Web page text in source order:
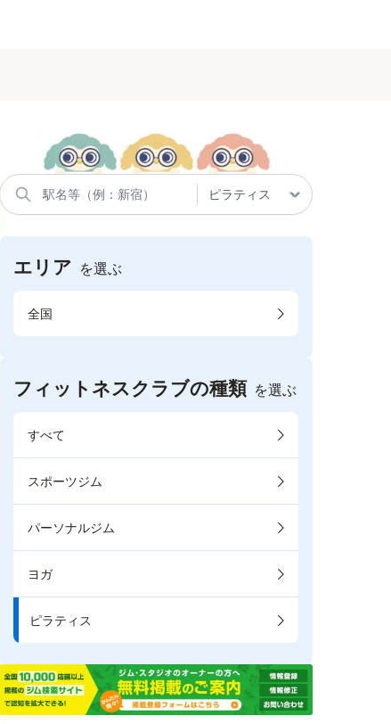
エリア を選ぶ
全国
フィットネスクラブの種類 を選ぶ
すべて
スポーツジム
パーソナルジム
ヨガ
ピラティス